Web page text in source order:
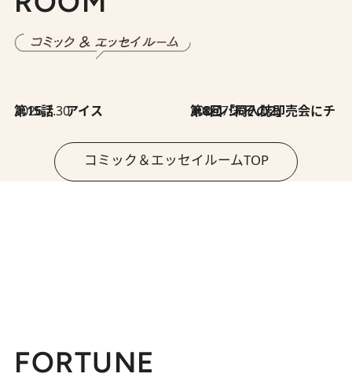
2026.7.30
第15話 アイス 2026.7.30
第8回「同人誌即売会にチャレンジ その2」
コミック＆エッセイルームTOP
FORTUNE